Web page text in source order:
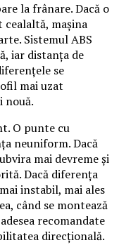
la frânare. Dacă o
cealaltă, mașina
Sistemul ABS
iar distanța de
se
mai uzat
nouă.
O punte cu
neuniform. Dacă
mai devreme și
Dacă diferența
instabil, mai ales
când se montează
recomandate
direcțională.